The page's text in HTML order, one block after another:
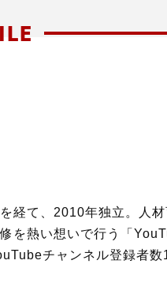
経て、2010年独立。人
を熱い想いで行う「
チャンネル登録者